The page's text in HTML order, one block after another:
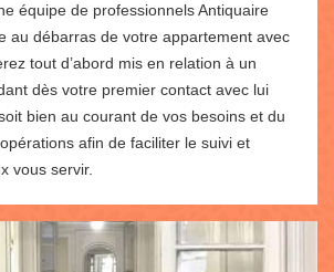
équipe de professionnels Antiquaire
au débarras de votre appartement avec
tout d’abord mis en relation à un
dès votre premier contact avec lui
bien au courant de vos besoins et du
afin de faciliter le suivi et
vous servir.